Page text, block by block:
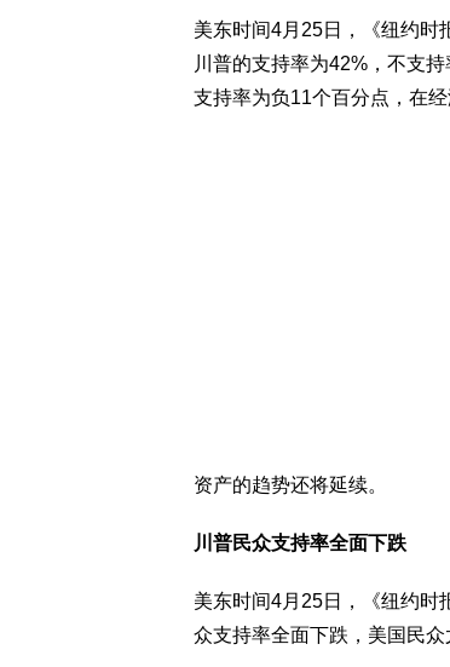
美东时间4月25日，《纽约时
川普的支持率为42%，不支
支持率为负11个百分点，在
资产的趋势还将延续。
川普民众支持率全面下跌
美东时间4月25日，《纽约时
众支持率全面下跌，美国民